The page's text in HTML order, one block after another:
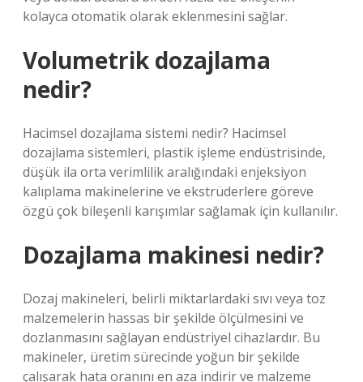
kolayca otomatik olarak eklenmesini sağlar.
Volumetrik dozajlama
nedir?
Hacimsel dozajlama sistemi nedir? Hacimsel
dozajlama sistemleri, plastik işleme endüstrisinde,
düşük ila orta verimlilik aralığındaki enjeksiyon
kalıplama makinelerine ve ekstrüderlere göreve
özgü çok bileşenli karışımlar sağlamak için kullanılır.
Dozajlama makinesi nedir?
Dozaj makineleri, belirli miktarlardaki sıvı veya toz
malzemelerin hassas bir şekilde ölçülmesini ve
dozlanmasını sağlayan endüstriyel cihazlardır. Bu
makineler, üretim sürecinde yoğun bir şekilde
çalışarak hata oranını en aza indirir ve malzeme